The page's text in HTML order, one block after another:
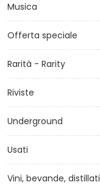
Musica
Offerta speciale
Rarità - Rarity
Riviste
Underground
Usati
Vini, bevande, distillati